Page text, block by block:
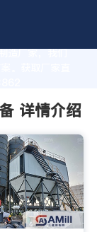
造厂家，我们
。获取厂家直
详情介绍